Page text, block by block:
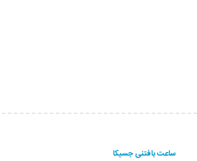
ساعت بافتنی جسیکا